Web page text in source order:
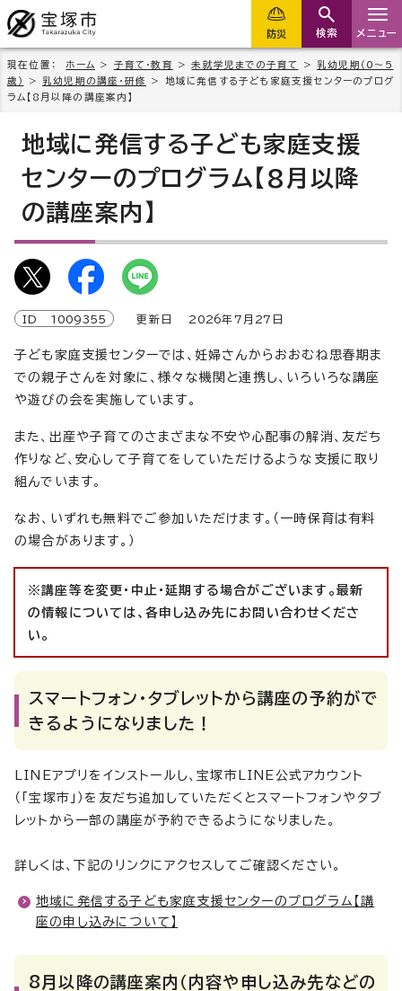
防災 検索 メニュー
現在位置： ホーム > 子育て・教育 >未就学児までの子育て >乳幼児期（0～5
歳）
>乳幼児期の講座・研修
> 地域に発信する子ども家庭支援センターのプログ
ラム【8月以降の講座案内】
地域に発信する子ども家庭支援
センターのプログラム【8月以降
の講座案内】
ID 1009355 更新日 2026年7月 27 日
子ども家庭支援センターでは、妊婦さんからおおむね思春期ま
での親子さんを対象に、様々な機関と連携し、いろいろな講座
や遊びの会を実施しています。
また、出産や子育てのさまざまな不安や心配事の解消、友だち
作りなど、安心して子育てをしていただけるような支援に取り
組んでいます。
なお、いずれも無料でご参加いただけます。（一時保育は有料
の場合があります。）
※講座等を変更・中止・延期する場合がございます。 最新
の情報については、各申し込み先にお問い合わせくださ
い。
スマートフォン・タブレットから講座の予約がで
きるようになりました！
LINEアプリをインストールし、宝塚市LINE公式アカウント
（「宝塚市」）を友だち追加していただくとスマートフォンやタブ
レットから一部の講座が予約できるようになりました。
詳しくは、下記のリンクにアクセスしてご確認ください。
地域に発信する子ども家庭支援センターのプログラム【講
座の申し込みについて】
8月以降の講座案内（内容や申し込み先などの